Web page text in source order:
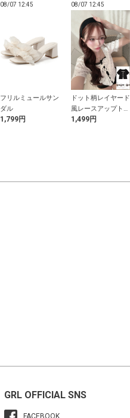
08/07 12:45
フリルミュールサン
ダル
1,799円
08/07 12:45
ドット柄レイヤード
風レースアップトッ
プス
1,499円
GRL OFFICIAL SNS
FACEBOOK